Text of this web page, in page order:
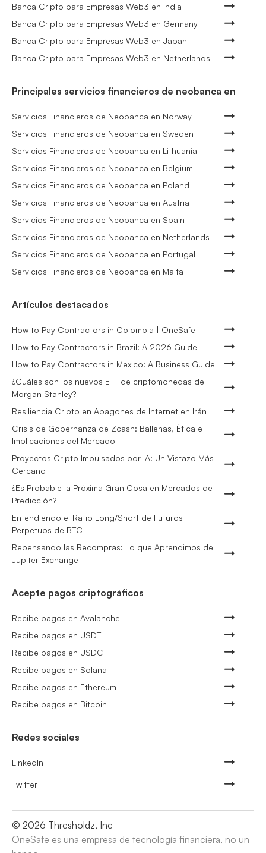
Banca Cripto para Empresas Web3 en India
Banca Cripto para Empresas Web3 en Germany
Banca Cripto para Empresas Web3 en Japan
Banca Cripto para Empresas Web3 en Netherlands
Principales servicios financieros de neobanca en
Servicios Financieros de Neobanca en Norway
Servicios Financieros de Neobanca en Sweden
Servicios Financieros de Neobanca en Lithuania
Servicios Financieros de Neobanca en Belgium
Servicios Financieros de Neobanca en Poland
Servicios Financieros de Neobanca en Austria
Servicios Financieros de Neobanca en Spain
Servicios Financieros de Neobanca en Netherlands
Servicios Financieros de Neobanca en Portugal
Servicios Financieros de Neobanca en Malta
Artículos destacados
How to Pay Contractors in Colombia | OneSafe
How to Pay Contractors in Brazil: A 2026 Guide
How to Pay Contractors in Mexico: A Business Guide
¿Cuáles son los nuevos ETF de criptomonedas de
Morgan Stanley?
Resiliencia Cripto en Apagones de Internet en Irán
Crisis de Gobernanza de Zcash: Ballenas, Ética e
Implicaciones del Mercado
Proyectos Cripto Impulsados por IA: Un Vistazo Más
Cercano
¿Es Probable la Próxima Gran Cosa en Mercados de
Predicción?
Entendiendo el Ratio Long/Short de Futuros
Perpetuos de BTC
Repensando las Recompras: Lo que Aprendimos de
Jupiter Exchange
Acepte pagos criptográficos
Recibe pagos en Avalanche
Recibe pagos en USDT
Recibe pagos en USDC
Recibe pagos en Solana
Recibe pagos en Ethereum
Recibe pagos en Bitcoin
Redes sociales
LinkedIn
Twitter
© 2026 Thresholdz, Inc
OneSafe es una empresa de tecnología financiera, no un